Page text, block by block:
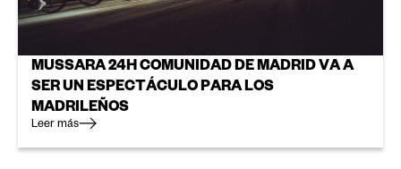
MUSSARA 24H COMUNIDAD DE MADRID VA A
SER UN ESPECTÁCULO PARA LOS
MADRILEÑOS
Leer más